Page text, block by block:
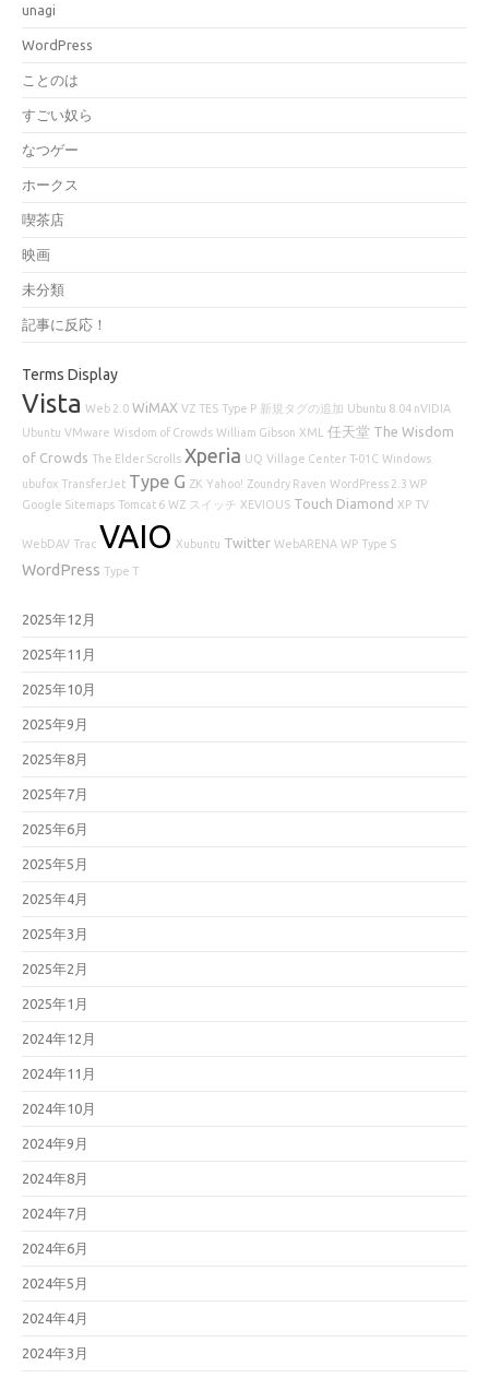
unagi
WordPress
ことのは
すごい奴ら
なつゲー
ホークス
喫茶店
映画
未分類
記事に反応！
Terms Display
Vista Web 2.0 WiMAX VZ TES Type P 新規タグの追加 Ubuntu 8.04 nVIDIA
Ubuntu VMware Wisdom of Crowds William Gibson XML 任天堂 The Wisdom
of Crowds The Elder Scrolls Xperia UQ Village Center T-01C Windows
ubufox TransferJet Type G ZK Yahoo! Zoundry Raven WordPress 2.3 WP
Google Sitemaps Tomcat 6 WZ スイッチ XEVIOUS Touch Diamond XP TV
WebDAV Trac VAIO Xubuntu Twitter WebARENA WP Type S
WordPress Type T
2025年12月
2025年11月
2025年10月
2025年9月
2025年8月
2025年7月
2025年6月
2025年5月
2025年4月
2025年3月
2025年2月
2025年1月
2024年12月
2024年11月
2024年10月
2024年9月
2024年8月
2024年7月
2024年6月
2024年5月
2024年4月
2024年3月